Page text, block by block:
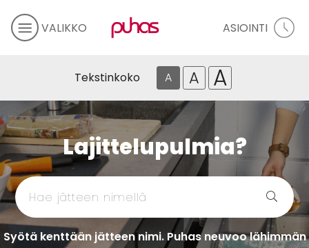
VALIKKO ASIOINTI
Tekstinkoko A A A
Lajittelupulmia?
Syötä kenttään jätteen nimi. Puhas neuvoo lähimmän